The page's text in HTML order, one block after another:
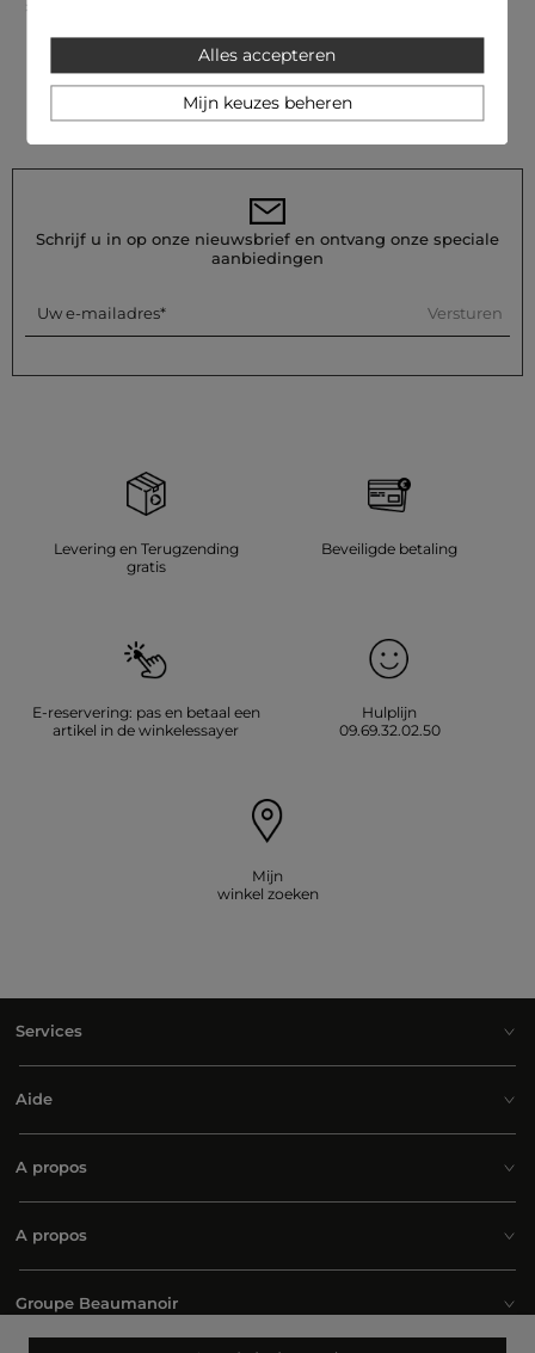
Dit gestructureerde vest wordt ideaal gedragen op een
nauwsluitende kokerrok, gecombineerd met een
minimalistische tas om uw silhouet op een moderne manier
Was uw vest op 30°C in een ultra-delicaat programma om de
kwaliteit van het breisel te behouden. Strijken wordt sterk
afgeraden. Gebruik geen wasdroger, dit wordt eveneens sterk
afgeraden.
Schrijf u in op onze nieuwsbrief en ontvang onze speciale
aanbiedingen
Uw e-mailadres Versturen
Levering en Terugzending
gratis
Beveiligde betaling
E-reservering: pas en betaal een
artikel in de winkelessayer
Hulplijn
09.69.32.02.50
Mijn
winkel zoeken
Services
Aide
A propos
A propos
Groupe Beaumanoir
Alles accepteren
Mijn keuzes beheren